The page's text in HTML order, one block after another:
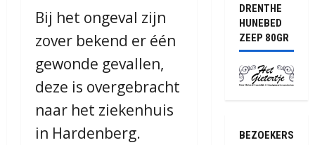
Bij het ongeval zijn
zover bekend er één
gewonde gevallen,
deze is overgebracht
naar het ziekenhuis
in Hardenberg.
DRENTHE
HUNEBED
ZEEP 80GR
BEZOEKERS